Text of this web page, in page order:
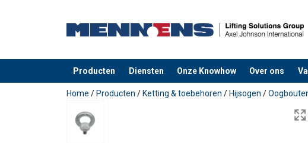
Producten Diensten Onze Knowhow Over ons
toegevoegd aan uw offerte
Home / Producten / Ketting & toebehoren / Hijsogen /